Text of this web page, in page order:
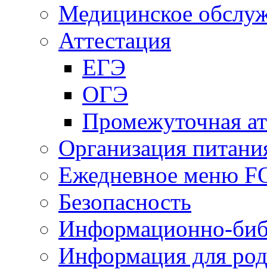
Медицинское
Аттестация
ЕГЭ
ОГЭ
Промежуточная
Организация
Ежедневное меню
Безопасность
Информационно-
Информация для